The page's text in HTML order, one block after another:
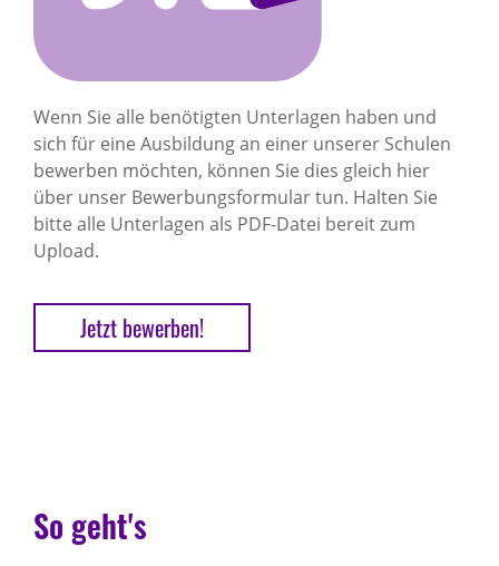
Wenn Sie alle benötigten Unterlagen haben und
sich für eine Ausbildung an einer unserer Schulen
bewerben möchten, können Sie dies gleich hier
über unser Bewerbungsformular tun. Halten Sie
bitte alle Unterlagen als PDF-Datei bereit zum
Upload.
Jetzt bewerben!
So geht's